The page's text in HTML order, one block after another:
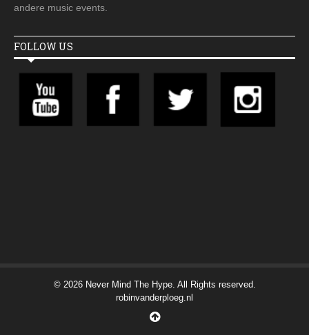
andere music events.
FOLLOW US
© 2026 Never Mind The Hype. All Rights reserved.
robinvanderploeg.nl